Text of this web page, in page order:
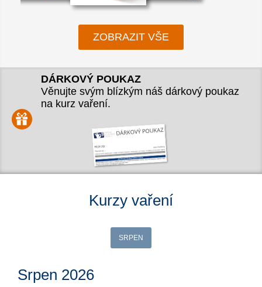
ZOBRAZIT VŠE
DÁRKOVÝ POUKAZ
Věnujte svým blízkým náš dárkový poukaz
na kurz vaření.
Kurzy vaření
SRPEN
Srpen 2026